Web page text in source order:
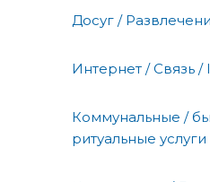
Досуг /
Интернет / Связь /
Коммунальные /
ритуальные услуги